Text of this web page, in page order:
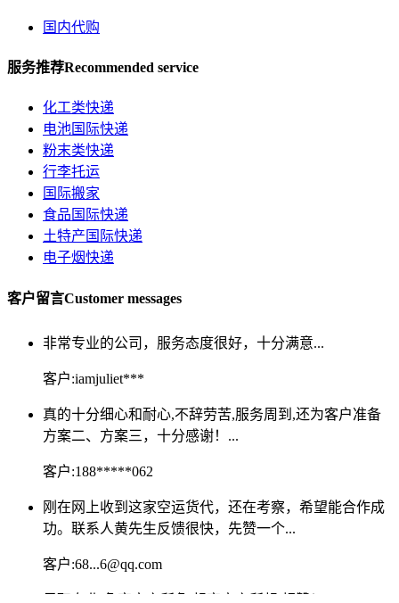
国内代购
服务推荐Recommended service
化工类快递
电池国际快递
粉末类快递
行李托运
国际搬家
食品国际快递
土特产国际快递
电子烟快递
客户留言Customer messages
刚用华美联运，发了快10票的货，感觉总体...
客户:so8***068
价格查询功能很好，价格透明一目了然，...
客户:lgq***238
非常专业的公司,很满意.连国际贸易方面的问题,他们都
知道,知识很丰富。
客户:tops***858
方案二、方案三，十分感谢！...
功。联系人黄先生反馈很快，先赞一个...